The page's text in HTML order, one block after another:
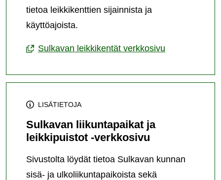
tietoa leikkikenttien sijainnista ja
käyttöajoista.
Sulkavan leikkikentät verkkosivu
LISÄTIETOJA
Sulkavan liikuntapaikat ja
leikkipuistot -verkkosivu
Sivustolta löydät tietoa Sulkavan kunnan
sisä- ja ulkoliikuntapaikoista sekä